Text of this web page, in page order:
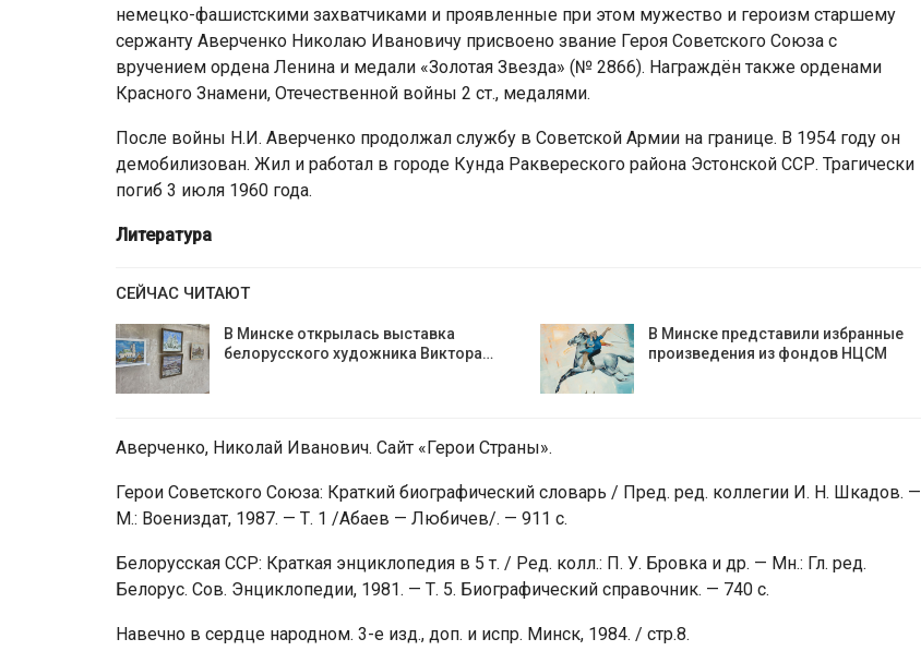
немецко-фашистскими захватчиками и проявленные при этом мужество и героизм старшему
сержанту Аверченко Николаю Ивановичу присвоено звание Героя Советского Союза с
вручением ордена Ленина и медали «Золотая Звезда» (№ 2866). Награждён также орденами
Красного Знамени, Отечественной войны 2 ст., медалями.
После войны Н.И. Аверченко продолжал службу в Советской Армии на границе. В 1954 году он
демобилизован. Жил и работал в городе Кунда Раквереского района Эстонской ССР. Трагически
погиб 3 июля 1960 года.
Литература
СЕЙЧАС ЧИТАЮТ
В Минске открылась выставка
белорусского художника Виктора…
В Минске представили избранные
произведения из фондов НЦСМ
Аверченко, Николай Иванович. Сайт «Герои Страны».
Герои Советского Союза: Краткий биографический словарь / Пред. ред. коллегии И. Н. Шкадов. —
М.: Воениздат, 1987. — Т. 1 /Абаев — Любичев/. — 911 с.
Белорусская ССР: Краткая энциклопедия в 5 т. / Ред. колл.: П. У. Бровка и др. — Мн.: Гл. ред.
Белорус. Сов. Энциклопедии, 1981. — Т. 5. Биографический справочник. — 740 с.
Навечно в сердце народном. 3-е изд., доп. и испр. Минск, 1984. / стр.8.